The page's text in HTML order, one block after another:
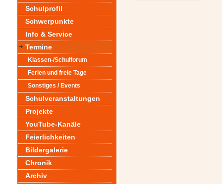
Schulprofil
Schwerpunkte
Info & Service
Termine
Klassen-/Schulforum
Ferien und freie Tage
Sonstiges / Events
Schulveranstaltungen
Projekte
YouTube-Kanäle
Feierlichkeiten
Bildergalerie
Chronik
Archiv